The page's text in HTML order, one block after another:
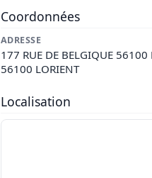
Coordonnées
ADRESSE
177 RUE DE BELGIQUE 56100
56100 LORIENT
Localisation